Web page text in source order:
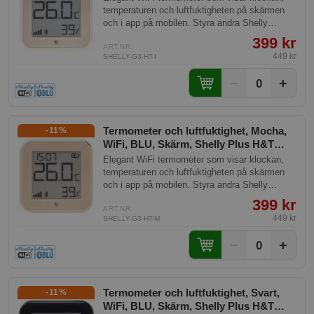
temperaturen och luftfuktigheten på skärmen
och i app på mobilen. Styra andra Shelly
produkter utifrån temperaturen, t.ex. sätta på
ett element när det blir för kallt.
ART.NR:
SHELLY-G3-HT-I
399 kr
449 kr
0 +
Termometer och luftfuktighet, Mocha,
WiFi, BLU, Skärm, Shelly Plus H&T
Gen 3 Mocha
-11%
Elegant WiFi termometer som visar klockan,
temperaturen och luftfuktigheten på skärmen
och i app på mobilen. Styra andra Shelly
produkter utifrån temperaturen, t.ex. sätta på
ett element när det blir för kallt.
ART.NR:
SHELLY-G3-HT-M
399 kr
449 kr
0 +
Termometer och luftfuktighet, Svart,
WiFi, BLU, Skärm, Shelly Plus H&T
-11%